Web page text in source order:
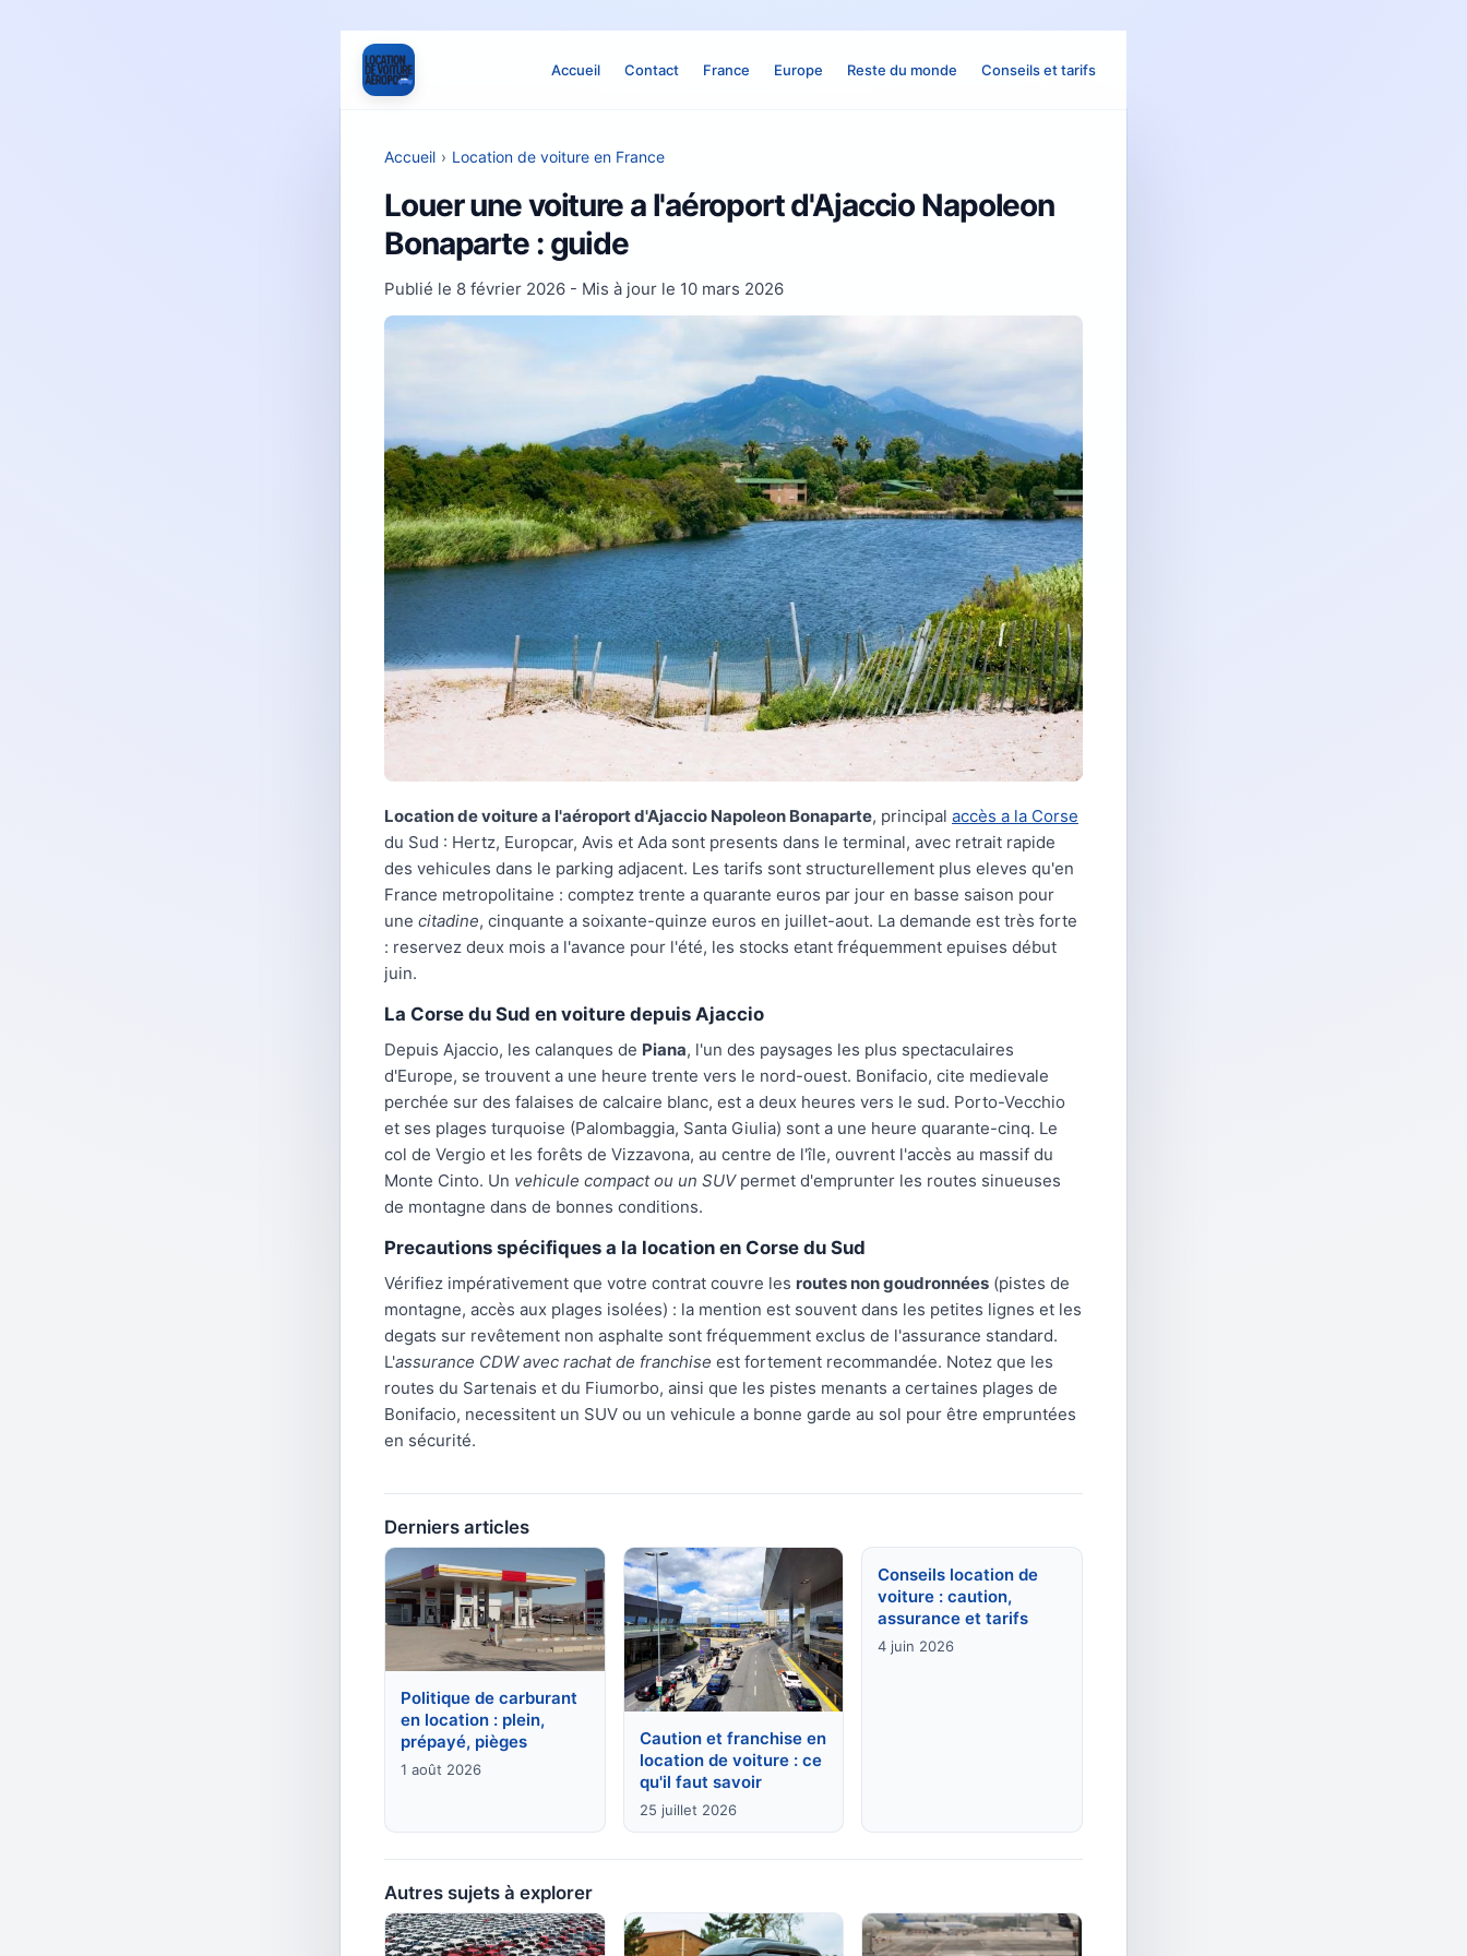
Accueil Contact France Europe Reste du monde Conseils et tarifs
Accueil › Location de voiture en France
Louer une voiture a l'aéroport d'Ajaccio Napoleon
Bonaparte : guide
Publié le 8 février 2026 - Mis à jour le 10 mars 2026
Location de voiture a l'aéroport d'Ajaccio Napoleon Bonaparte, principal accès a la Corse
du Sud : Hertz, Europcar, Avis et Ada sont presents dans le terminal, avec retrait rapide
des vehicules dans le parking adjacent. Les tarifs sont structurellement plus eleves qu'en
France metropolitaine : comptez trente a quarante euros par jour en basse saison pour
une citadine, cinquante a soixante-quinze euros en juillet-aout. La demande est très forte
: reservez deux mois a l'avance pour l'été, les stocks etant fréquemment epuises début
juin.
La Corse du Sud en voiture depuis Ajaccio
Depuis Ajaccio, les calanques de Piana, l'un des paysages les plus spectaculaires
d'Europe, se trouvent a une heure trente vers le nord-ouest. Bonifacio, cite medievale
perchée sur des falaises de calcaire blanc, est a deux heures vers le sud. Porto-Vecchio
et ses plages turquoise (Palombaggia, Santa Giulia) sont a une heure quarante-cinq. Le
col de Vergio et les forêts de Vizzavona, au centre de l'île, ouvrent l'accès au massif du
Monte Cinto. Un vehicule compact ou un SUVpermet d'emprunter les routes sinueuses
de montagne dans de bonnes conditions.
Precautions spécifiques a la location en Corse du Sud
Vérifiez impérativement que votre contrat couvre les routes non goudronnées (pistes de
montagne, accès aux plages isolées) : la mention est souvent dans les petites lignes et les
degats sur revêtement non asphalte sont fréquemment exclus de l'assurance standard.
L'assurance CDW avec rachat de franchise est fortement recommandée. Notez que les
routes du Sartenais et du Fiumorbo, ainsi que les pistes menants a certaines plages de
Bonifacio, necessitent un SUV ou un vehicule a bonne garde au sol pour être empruntées
en sécurité.
Derniers articles
Politique de carburant
en location : plein,
prépayé, pièges
1 août 2026
Caution et franchise en
location de voiture : ce
qu'il faut savoir
25 juillet 2026
Conseils location de
voiture : caution,
assurance et tarifs
4 juin 2026
Autres sujets à explorer